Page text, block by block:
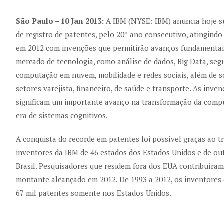
São Paulo – 10 Jan 2013: A IBM (NYSE: IBM) anuncia hoje
de registro de patentes, pelo 20º ano consecutivo,
em 2012 com invenções que permitirão avanços
mercado de tecnologia, como análise de dados, Big Data,
computação em nuvem, mobilidade e redes sociais, além de
setores varejista, financeiro, de saúde e transporte. As
significam um importante avanço na transformação da
era de sistemas cognitivos.
A conquista do recorde em patentes foi possível graças ao
inventores da IBM de 46 estados dos Estados Unidos e de
Brasil. Pesquisadores que residem fora dos EUA
montante alcançado em 2012. De 1993 a 2012, os
67 mil patentes somente nos Estados Unidos.